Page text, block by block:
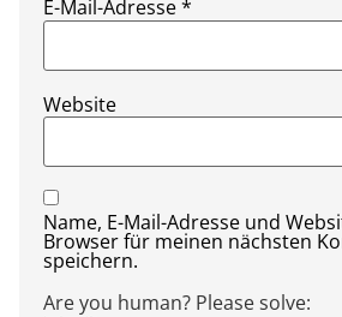
E-Mail-Adresse*
Website
Name, E-Mail-Adresse und
Browser für meinen nächsten
speichern.
Are you human? Please solve: